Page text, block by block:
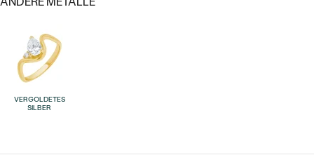
NACH DER FARBE
NACH DER FORM
MASSGEFERTIGTER
DIAMANTEN
Ohrrinnge
Meistverkaufte
Ringe
VERGOLDETES
SILBER